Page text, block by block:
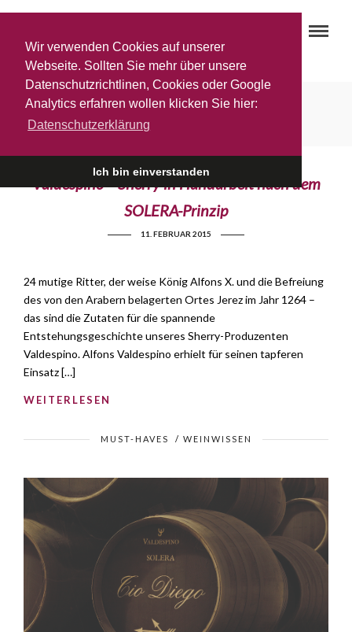
Wir verwenden Cookies auf unserer
Webseite. Sollten Sie mehr über unsere
Datenschutzrichtlinen, Cookies oder Google
Analytics erfahren wollen klicken Sie hier:
Datenschutzerklärung
Ich bin einverstanden
Amontillado Tio Diego Sherry
Valdespino – Sherry in Handarbeit nach dem
SOLERA-Prinzip
11. FEBRUAR 2015
24 mutige Ritter, der weise König Alfons X. und die Befreiung
des von den Arabern belagerten Ortes Jerez im Jahr 1264 –
das sind die Zutaten für die spannende
Entstehungsgeschichte unseres Sherry-Produzenten
Valdespino. Alfons Valdespino erhielt für seinen tapferen
Einsatz […]
WEITERLESEN
MUST-HAVES / WEINWISSEN